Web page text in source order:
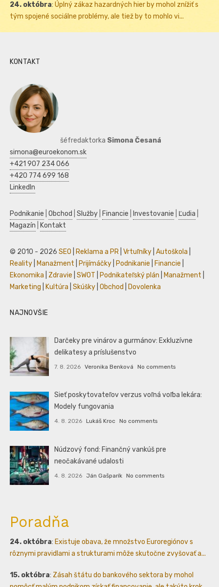
24. októbra: Úplný zákaz hazardných hier by mohol znížiť s
tým spojené sociálne problémy, ale tiež by to mohlo vi...
KONTAKT
šéfredaktorka Simona Česaná
simona@euroekonom.sk
+421 907 234 066
+420 774 699 168
LinkedIn
Podnikanie Obchod Služby Financie Investovanie Ľudia
Magazín
Kontakt
© 2010 - 2026 SEO Reklama a PR Vrtuľníky Autoškola
Reality
Manažment Prijímáčky Podnikanie Financie
Ekonomika
Zdravie SWOT Podnikateľský plán Manažment
Marketing
Kultúra Skúšky Obchod Dovolenka
NAJNOVŠIE
Darčeky pre vinárov a gurmánov: Exkluzívne
delikatesy a príslušenstvo
7. 8. 2026 Veronika Benková No comments
Sieť poskytovateľov verzus voľná voľba lekára:
Modely fungovania
4. 8. 2026 Lukáš Kroc No comments
Núdzový fond: Finančný vankúš pre
neočakávané udalosti
4. 8. 2026 Ján Gašparík No comments
Poradňa
24. októbra: Existuje obava, že množstvo Euroregiónov s
rôznymi pravidlami a strukturami môže skutočne zvyšovať a...
15. októbra: Zásah štátu do bankového sektora by mohol